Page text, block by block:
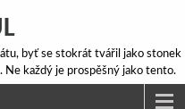
byť se stokrát tvářil jako stonek
Ne každý je prospěšný jako tento.